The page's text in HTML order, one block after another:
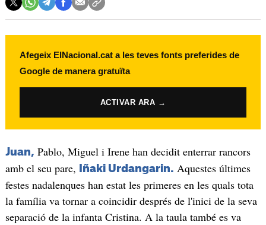
Afegeix ElNacional.cat a les teves fonts preferides de
Google de manera gratuïta
ACTIVAR ARA →
Juan, Pablo, Miguel i Irene han decidit enterrar rancors
amb el seu pare,
Iñaki Urdangarin. Aquestes últimes
festes nadalenques han estat les primeres en les quals tota
la família va tornar a coincidir després de l'inici de la seva
separació de la infanta Cristina. A la taula també es va